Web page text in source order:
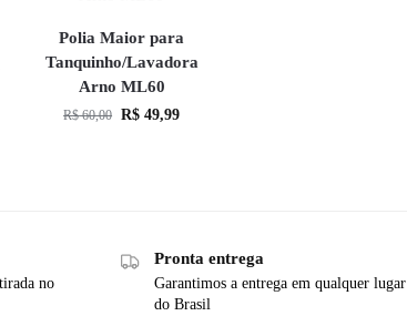
Polia Maior para
Tanquinho/Lavadora
Arno ML60
R$60,00 R$ 49,99
no
Pronta entrega
Garantimos a entrega em qualquer lugar
do Brasil